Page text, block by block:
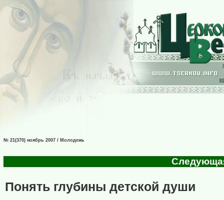
№ 21(370) ноябрь 2007 / Молодежь
Понять глубины детской души